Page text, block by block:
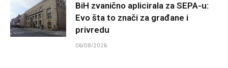
BiH zvanično aplicirala za SEPA-u:
Evo šta to znači za građane i
privredu
06/08/2026